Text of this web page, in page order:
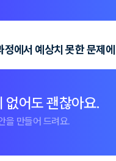
정에서 예상치 못한 문제
없어도 괜찮아요.
을 만들어 드려요.